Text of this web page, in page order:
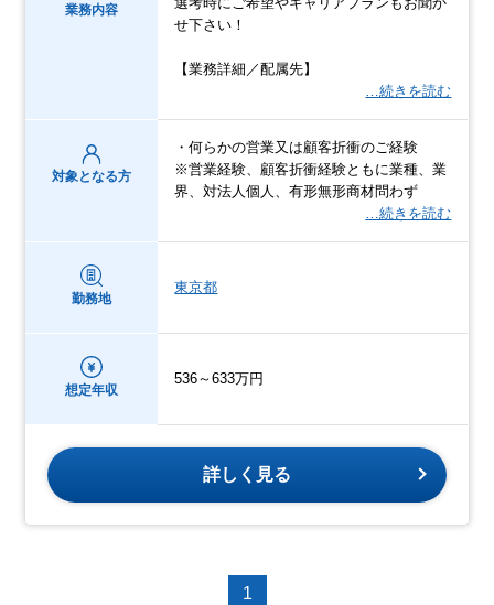
業務内容
せ下さい！
【業務詳細／配属先】
…続きを読む
対象となる方
・何らかの営業又は顧客折衝のご経験
※営業経験、顧客折衝経験ともに業種、業
界、対法人個人、有形無形商材問わず
…続きを読む
勤務地
東京都
想定年収
536～633万円
詳しく見る
1